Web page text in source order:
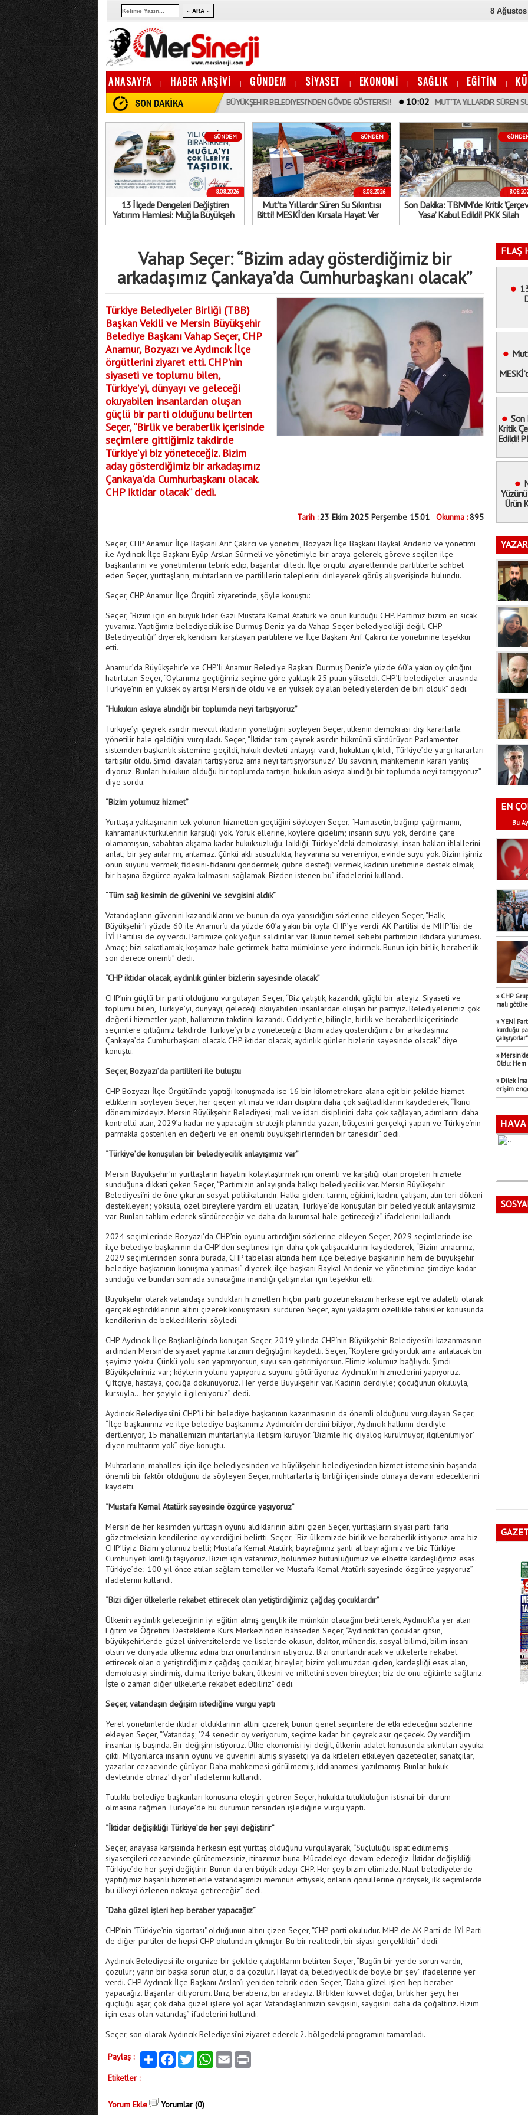
8
ANASAYFA | HABER ARŞİVİ | GÜNDEM | SİYASET | EKONOMİ | SAĞLIK | EĞİTİM |
DENGELERI DEĞIŞTIREN YATıRıM HAMLESI: MUĞLA BÜYÜKŞEHIR BELEDIYESI’NDEN GÖVDE GÖSTERISI! 10:02 MUT’TA YıLLARDıR SÜREN SU SıKıNTıSı
GÜNDEM
8.08.2026
13 İlçede Dengeleri Değiştiren
Yatırım Hamlesi: Muğla Büyükşehir
Belediyesi’nden Gövde Gösterisi!
GÜNDEM
8.08.2026
Mut’ta Yıllardır Süren Su Sıkıntısı
Bitti! MESKİ’den Kırsala Hayat Veren
Dev Hamle
Son Dakika: TBMM’de Kritik
Yasa’ Kabul Edildi! PKK Silah
Bırakırsa İnfazlar Ertelenecek...
Vahap Seçer: “Bizim aday gösterdiğimiz bir
arkadaşımız Çankaya’da Cumhurbaşkanı olacak”
Türkiye Belediyeler Birliği (TBB)
Başkan Vekili ve Mersin Büyükşehir
Belediye Başkanı Vahap Seçer, CHP
Anamur, Bozyazı ve Aydıncık İlçe
örgütlerini ziyaret etti. CHP’nin
siyaseti ve toplumu bilen,
Türkiye’yi, dünyayı ve geleceği
okuyabilen insanlardan oluşan
güçlü bir parti olduğunu belirten
Seçer, “Birlik ve beraberlik içerisinde
seçimlere gittiğimiz takdirde
Türkiye’yi biz yöneteceğiz. Bizim
aday gösterdiğimiz bir arkadaşımız
Çankaya’da Cumhurbaşkanı olacak.
CHP iktidar olacak” dedi.
Tarih :23 Ekim 2025 Perşembe 15:01 Okunma :895
Seçer, CHP Anamur İlçe Başkanı Arif Çakırcı ve yönetimi, Bozyazı İlçe Başkanı Baykal Arıdeniz ve yönetimi
ile Aydıncık İlçe Başkanı Eyüp Arslan Sürmeli ve yönetimiyle bir araya gelerek, göreve seçilen ilçe
başkanlarını ve yönetimlerini tebrik edip, başarılar diledi. İlçe örgütü ziyaretlerinde partililerle sohbet
eden Seçer, yurttaşların, muhtarların ve partililerin taleplerini dinleyerek görüş alışverişinde bulundu.
Seçer, CHP Anamur İlçe Örgütü ziyaretinde, şöyle konuştu:
Seçer, “Bizim için en büyük lider Gazi Mustafa Kemal Atatürk ve onun kurduğu CHP. Partimiz bizim en sıcak
yuvamız. Yaptığımız belediyecilik ise Durmuş Deniz ya da Vahap Seçer belediyeciliği değil, CHP
Belediyeciliği” diyerek, kendisini karşılayan partililere ve İlçe Başkanı Arif Çakırcı ile yönetimine teşekkür
etti.
Anamur’da Büyükşehir’e ve CHP’li Anamur Belediye Başkanı Durmuş Deniz’e yüzde 60’a yakın oy çıktığını
hatırlatan Seçer, “Oylarımız geçtiğimiz seçime göre yaklaşık 25 puan yükseldi. CHP’li belediyeler arasında
Türkiye’nin en yüksek oy artışı Mersin’de oldu ve en yüksek oy alan belediyelerden de biri olduk” dedi.
“Hukukun askıya alındığı bir toplumda neyi tartışıyoruz”
Türkiye’yi çeyrek asırdır mevcut iktidarın yönettiğini söyleyen Seçer, ülkenin demokrasi dışı kararlarla
yönetilir hale geldiğini vurguladı. Seçer, “İktidar tam çeyrek asırdır hükmünü sürdürüyor. Parlamenter
sistemden başkanlık sistemine geçildi, hukuk devleti anlayışı vardı, hukuktan çıkıldı, Türkiye’de yargı kararları
tartışılır oldu. Şimdi davaları tartışıyoruz ama neyi tartışıyorsunuz? ‘Bu savcının, mahkemenin kararı yanlış’
diyoruz. Bunları hukukun olduğu bir toplumda tartışın, hukukun askıya alındığı bir toplumda neyi tartışıyoruz”
diye sordu.
“Bizim yolumuz hizmet”
Yurttaşa yaklaşmanın tek yolunun hizmetten geçtiğini söyleyen Seçer, “Hamasetin, bağırıp çağırmanın,
kahramanlık türkülerinin karşılığı yok. Yörük ellerine, köylere gidelim; insanın suyu yok, derdine çare
olamamışsın, sabahtan akşama kadar hukuksuzluğu, laikliği, Türkiye’deki demokrasiyi, insan hakları ihlallerini
anlat; bir şey anlar mı, anlamaz. Çünkü aklı susuzlukta, hayvanına su veremiyor, evinde suyu yok. Bizim işimiz
onun suyunu vermek, fidesini-fidanını göndermek, gübre desteği vermek, kadının üretimine destek olmak,
bir başına özgürce ayakta kalmasını sağlamak. Bizden istenen bu” ifadelerini kullandı.
“Tüm sağ kesimin de güvenini ve sevgisini aldık”
Vatandaşların güvenini kazandıklarını ve bunun da oya yansıdığını sözlerine ekleyen Seçer, “Halk,
Büyükşehir’i yüzde 60 ile Anamur’u da yüzde 60’a yakın bir oyla CHP’ye verdi. AK Partilisi de MHP’lisi de
İYİ Partilisi de oy verdi. Partimize çok yoğun saldırılar var. Bunun temel sebebi partimizin iktidara yürümesi.
Amaç; bizi sakatlamak, koşamaz hale getirmek, hatta mümkünse yere indirmek. Bunun için birlik, beraberlik
son derece önemli” dedi.
“CHP iktidar olacak, aydınlık günler bizlerin sayesinde olacak”
CHP’nin güçlü bir parti olduğunu vurgulayan Seçer, “Biz çalıştık, kazandık, güçlü bir aileyiz. Siyaseti ve
toplumu bilen, Türkiye’yi, dünyayı, geleceği okuyabilen insanlardan oluşan bir partiyiz. Belediyelerimiz çok
değerli hizmetler yaptı, halkımızın takdirini kazandı. Ciddiyetle, bilinçle, birlik ve beraberlik içerisinde
seçimlere gittiğimiz takdirde Türkiye’yi biz yöneteceğiz. Bizim aday gösterdiğimiz bir arkadaşımız
Çankaya’da Cumhurbaşkanı olacak. CHP iktidar olacak, aydınlık günler bizlerin sayesinde olacak” diye
konuştu.
Seçer, Bozyazı’da partilileri ile buluştu
CHP Bozyazı İlçe Örgütü’nde yaptığı konuşmada ise 16 bin kilometrekare alana eşit bir şekilde hizmet
ettiklerini söyleyen Seçer, her geçen yıl mali ve idari disiplini daha çok sağladıklarını kaydederek, “İkinci
dönemimizdeyiz. Mersin Büyükşehir Belediyesi; mali ve idari disiplinini daha çok sağlayan, adımlarını daha
kontrollü atan, 2029’a kadar ne yapacağını stratejik planında yazan, bütçesini gerçekçi yapan ve Türkiye’nin
parmakla gösterilen en değerli ve en önemli büyükşehirlerinden bir tanesidir” dedi.
“Türkiye’de konuşulan bir belediyecilik anlayışımız var”
Mersin Büyükşehir’in yurttaşların hayatını kolaylaştırmak için önemli ve karşılığı olan projeleri hizmete
sunduğuna dikkati çeken Seçer, “Partimizin anlayışında halkçı belediyecilik var. Mersin Büyükşehir
Belediyesi’ni de öne çıkaran sosyal politikalarıdır. Halka giden; tarımı, eğitimi, kadını, çalışanı, alın teri dökeni
destekleyen; yoksula, özel bireylere yardım eli uzatan, Türkiye’de konuşulan bir belediyecilik anlayışımız
var. Bunları tahkim ederek sürdüreceğiz ve daha da kurumsal hale getireceğiz” ifadelerini kullandı.
2024 seçimlerinde Bozyazı’da CHP’nin oyunu artırdığını sözlerine ekleyen Seçer, 2029 seçimlerinde ise
ilçe belediye başkanının da CHP’den seçilmesi için daha çok çalışacaklarını kaydederek, “Bizim amacımız,
2029 seçimlerinden sonra burada, CHP tabelası altında hem ilçe belediye başkanının hem de büyükşehir
belediye başkanının konuşma yapması” diyerek, ilçe başkanı Baykal Arıdeniz ve yönetimine şimdiye kadar
sunduğu ve bundan sonrada sunacağına inandığı çalışmalar için teşekkür etti.
Büyükşehir olarak vatandaşa sundukları hizmetleri hiçbir parti gözetmeksizin herkese eşit ve adaletli olarak
gerçekleştirdiklerinin altını çizerek konuşmasını sürdüren Seçer, aynı yaklaşımı özellikle tahsisler konusunda
kendilerinin de beklediklerini söyledi.
CHP Aydıncık İlçe Başkanlığı’nda konuşan Seçer, 2019 yılında CHP’nin Büyükşehir Belediyesi’ni kazanmasının
ardından Mersin’de siyaset yapma tarzının değiştiğini kaydetti. Seçer, “Köylere gidiyorduk ama anlatacak bir
şeyimiz yoktu. Çünkü yolu sen yapmıyorsun, suyu sen getirmiyorsun. Elimiz kolumuz bağlıydı. Şimdi
Büyükşehrimiz var; köylerin yolunu yapıyoruz, suyunu götürüyoruz. Aydıncık’ın hizmetlerini yapıyoruz.
Çiftçiye, hastaya, çocuğa dokunuyoruz. Her yerde Büyükşehir var. Kadının derdiyle; çocuğunun okuluyla,
kursuyla… her şeyiyle ilgileniyoruz” dedi.
Aydıncık Belediyesi’ni CHP’li bir belediye başkanının kazanmasının da önemli olduğunu vurgulayan Seçer,
“İlçe başkanımız ve ilçe belediye başkanımız Aydıncık’ın derdini biliyor, Aydıncık halkının derdiyle
dertleniyor, 15 mahallemizin muhtarlarıyla iletişim kuruyor. ‘Bizimle hiç diyalog kurulmuyor, ilgilenilmiyor’
diyen muhtarım yok” diye konuştu.
Muhtarların, mahallesi için ilçe belediyesinden ve büyükşehir belediyesinden hizmet istemesinin başarıda
önemli bir faktör olduğunu da söyleyen Seçer, muhtarlarla iş birliği içerisinde olmaya devam edeceklerini
kaydetti.
“Mustafa Kemal Atatürk sayesinde özgürce yaşıyoruz”
Mersin’de her kesimden yurttaşın oyunu aldıklarının altını çizen Seçer, yurttaşların siyasi parti farkı
gözetmeksizin kendilerine oy verdiğini belirtti. Seçer, “Biz ülkemizde birlik ve beraberlik istiyoruz ama biz
CHP’liyiz. Bizim yolumuz belli; Mustafa Kemal Atatürk, bayrağımız şanlı al bayrağımız ve biz Türkiye
Cumhuriyeti kimliği taşıyoruz. Bizim için vatanımız, bölünmez bütünlüğümüz ve elbette kardeşliğimiz esas.
Türkiye’de; 100 yıl önce atılan sağlam temeller ve Mustafa Kemal Atatürk sayesinde özgürce yaşıyoruz”
ifadelerini kullandı.
“Bizi diğer ülkelerle rekabet ettirecek olan yetiştirdiğimiz çağdaş çocuklardır”
Ülkenin aydınlık geleceğinin iyi eğitim almış gençlik ile mümkün olacağını belirterek, Aydıncık’ta yer alan
Eğitim ve Öğretimi Destekleme Kurs Merkezi’nden bahseden Seçer, “Aydıncık’tan çocuklar gitsin,
büyükşehirlerde güzel üniversitelerde ve liselerde okusun, doktor, mühendis, sosyal bilimci, bilim insanı
olsun ve dünyada ülkemiz adına bizi onurlandırsın istiyoruz. Bizi onurlandıracak ve ülkelerle rekabet
ettirecek olan o yetiştirdiğimiz çağdaş çocuklar, bireyler, bizim yolumuzdan giden, kardeşliği esas alan,
demokrasiyi sindirmiş, daima ileriye bakan, ülkesini ve milletini seven bireyler; biz de onu eğitimle sağlarız.
İşte o zaman diğer ülkelerle rekabet edebiliriz” dedi.
Seçer, vatandaşın değişim istediğine vurgu yaptı
Yerel yönetimlerde iktidar olduklarının altını çizerek, bunun genel seçimlere de etki edeceğini sözlerine
ekleyen Seçer, “Vatandaş; ‘24 senedir oy veriyorum, seçime kadar bir çeyrek asır geçecek. Oy verdiğim
insanlar iş başında. Bir değişim istiyoruz. Ülke ekonomisi iyi değil, ülkenin adalet konusunda sıkıntıları ayyuka
çıktı. Milyonlarca insanın oyunu ve güvenini almış siyasetçi ya da kitleleri etkileyen gazeteciler, sanatçılar,
yazarlar cezaevinde çürüyor. Daha mahkemesi görülmemiş, iddianamesi yazılmamış. Bunlar hukuk
devletinde olmaz’ diyor” ifadelerini kullandı.
Tutuklu belediye başkanları konusuna eleştiri getiren Seçer, hukukta tutukluluğun istisnai bir durum
olmasına rağmen Türkiye’de bu durumun tersinden işlediğine vurgu yaptı.
“İktidar değişikliği Türkiye’de her şeyi değiştirir”
Seçer, anayasa karşısında herkesin eşit yurttaş olduğunu vurgulayarak, “Suçluluğu ispat edilmemiş
siyasetçileri cezaevinde çürütemezsiniz, itirazımız buna. Mücadeleye devam edeceğiz. İktidar değişikliği
Türkiye’de her şeyi değiştirir. Bunun da en büyük adayı CHP. Her şey bizim elimizde. Nasıl belediyelerde
yaptığımız başarılı hizmetlerle vatandaşımızı memnun ettiysek, onların gönüllerine girdiysek, ilk seçimlerde
bu ülkeyi özlenen noktaya getireceğiz” dedi.
“Daha güzel işleri hep beraber yapacağız”
CHP’nin "Türkiye’nin sigortası" olduğunun altını çizen Seçer, “CHP parti okuludur. MHP de AK Parti de İYİ Parti
de diğer partiler de hepsi CHP okulundan çıkmıştır. Bu bir realitedir, bir siyasi gerçekliktir” dedi.
Aydıncık Belediyesi ile organize bir şekilde çalıştıklarını belirten Seçer, “Bugün bir yerde sorun vardır,
çözülür; yarın bir başka sorun olur, o da çözülür. Hayat da, belediyecilik de böyle bir şey” ifadelerine yer
verdi. CHP Aydıncık İlçe Başkanı Arslan’ı yeniden tebrik eden Seçer, “Daha güzel işleri hep beraber
yapacağız. Başarılar diliyorum. Biriz, beraberiz, bir aradayız. Birlikten kuvvet doğar, birlik her şeyi, her
güçlüğü aşar, çok daha güzel işlere yol açar. Vatandaşlarımızın sevgisini, saygısını daha da çoğaltırız. Bizim
için esas olan vatandaş” ifadelerini kullandı.
Seçer, son olarak Aydıncık Belediyesi’ni ziyaret ederek 2. bölgedeki programını tamamladı.
Paylaş : Paylaş FacebookTwitter WhatsAppEmail
Etiketler :
Yorum Ekle Yorumlar (0)
FLAŞ
Son
Kritik
Edildi!
Kimler
Ürün
EN
Bu Ay
» CHP
malı
» YENİ
kurduğu
çalışıyorlar"
»
Oldu:
» Dilek
erişim